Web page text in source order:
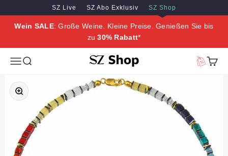
Zum Inhalt springen
Zum Hauptinhalt springen
SZ Live SZ Abo Exklusiv SZ Shop
Wein SALE: Große Weine. Kleine Preise. Genießen Sie bis
zu30% Rabatt*
MenüSuche SZ Erleben
Bild vergrößern